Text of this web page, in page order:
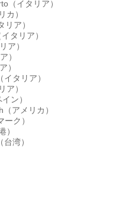
（イタリア）
カ）
リア）
タリア）
ア）
）
）
イタリア）
ア）
ン）
アメリカ）
ーク）
）
湾）